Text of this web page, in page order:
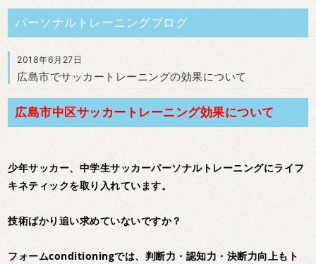
パーソナルトレーニングブログ
2018年6月27日
広島市でサッカートレーニングの効果について
広島市中区サッカートレーニング効果について
少年サッカー、中学生サッカーパーソナルトレーニングにライフ
キネティックを取り入れています。
技術ばかり追い求めていないですか？
フォームconditioningでは、判断力・認知力・決断力向上もト